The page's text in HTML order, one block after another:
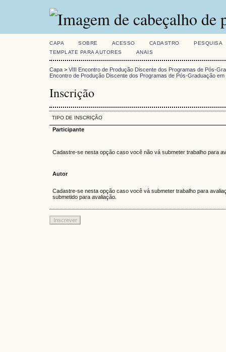
CAPA SOBRE ACESSO CADASTRO
PESQUISA
TEMPLATE PARA AUTORES
ANAIS
Capa > VIII Encontro de Produção Discente dos Programas de Pós-
Encontro de Produção Discente dos Programas de Pós-Graduação
Inscrição
TIPO DE INSCRIÇÃO
Participante
Cadastre-se nesta opção caso você não vá submeter trabalho para
Autor
Cadastre-se nesta opção caso você vá submeter trabalho para
submetido para avaliação.